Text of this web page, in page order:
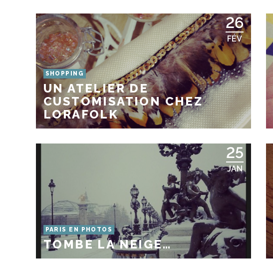
26
FÉV
SHOPPING
UN ATELIER DE
CUSTOMISATION CHEZ
LORAFOLK
25
JAN
PARIS EN PHOTOS
TOMBE LA NEIGE…